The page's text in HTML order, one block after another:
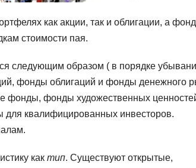
как акции, так и облигации, а
стоимости пая.
следующим образом ( в порядке
фонды облигаций и фонды денежного
фонды, фонды художественных
для квалифицированных инвесторов.
как тип. Существуют открытые,